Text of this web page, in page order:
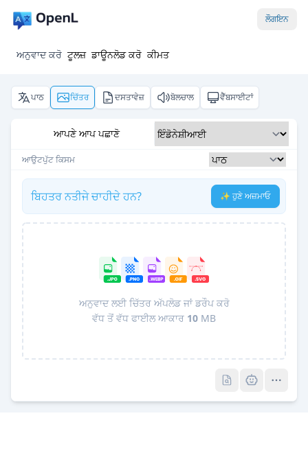
ਲੌਗਇਨ
ਅਨੁਵਾਦ ਕਰੋ ਟੂਲਜ਼ ਡਾਊਨਲੋਡ ਕਰੋ ਕੀਮਤ
ਪਾਠ ਚਿੱਤਰ ਦਸਤਾਵੇਜ਼ ਬੋਲਚਾਲ ਵੈੱਬਸਾਈਟਾਂ
ਆਪਣੇ ਆਪ ਪਛਾਣੋ
ਆਉਟਪੁੱਟ ਕਿਸਮ
ਬਿਹਤਰ ਨਤੀਜੇ ਚਾਹੀਦੇ ਹਨ? ✨ ਹੁਣੇ ਅਜ਼ਮਾਓ
ਅਨੁਵਾਦ ਲਈ ਚਿੱਤਰ ਅੱਪਲੋਡ ਜਾਂ ਡਰੌਪ ਕਰੋ
ਵੱਧ ਤੋਂ ਵੱਧ ਫਾਈਲ ਆਕਾਰ 10 MB